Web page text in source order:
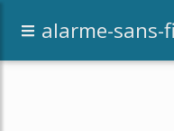
alarme-sans-